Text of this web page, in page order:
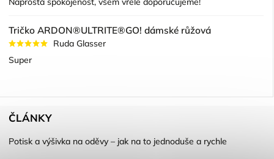
Tričko ARDON®ULTRITE®GO! dámské růžová
Ruda Glasser
Super
ČLÁNKY
Potisk a výšivka na oděvy – jak na to jednoduše a rychle